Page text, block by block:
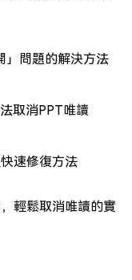
」問題的解決方法
取消PPT唯讀
速修復方法
輕鬆取消唯讀的實